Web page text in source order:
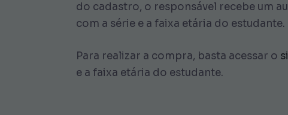
do cadastro, o responsável recebe um
com a série e a faixa etária do estudante.
Para realizar a compra, basta acessar o
e a faixa etária do estudante.